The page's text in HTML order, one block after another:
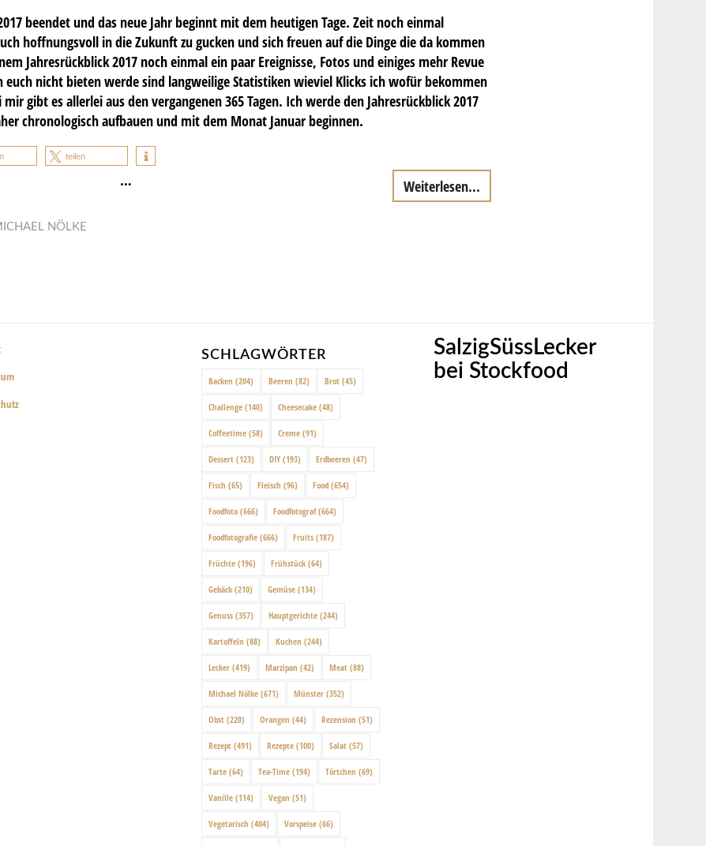
beendet und das neue Jahr beginnt mit dem heutigen Tage. Zeit noch einmal
hoffnungsvoll in die Zukunft zu gucken und sich freuen auf die Dinge die da kommen
Jahresrückblick 2017 noch einmal ein paar Ereignisse, Fotos und einiges mehr Revue
euch nicht bieten werde sind langweilige Statistiken wieviel Klicks ich wofür bekommen
gibt es allerlei aus den vergangenen 365 Tagen. Ich werde den Jahresrückblick 2017
chronologisch aufbauen und mit dem Monat Januar beginnen.
teilen
… Weiterlesen...
NÖLKE
SCHLAGWÖRTER
Backen (204) Beeren (82) Brot (45)
Challenge (140) Cheesecake (48)
Coffeetime (58) Creme (91)
Dessert (123) DIY (193) Erdbeeren (47)
Fisch (65) Fleisch (96) Food (654)
Foodfoto (666) Foodfotograf(664)
Foodfotografie (666) Fruits (187)
Früchte (196) Frühstück (64)
Gebäck (210) Gemüse (134)
Genuss (357) Hauptgerichte (244)
Kartoffeln (88) Kuchen (244)
Lecker (419) Marzipan (42) Meat (88)
Michael Nölke (671) Münster (352)
Obst (220) Orangen (44) Rezension (51)
Rezept (491) Rezepte (100) Salat (57)
Tarte (64) Tea-Time (194) Törtchen (69)
Vanille (114) Vegan (51)
Vegetarisch (404) Vorspeise (66)
SalzigSüssLecker
bei Stockfood